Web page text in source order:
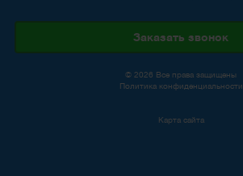
Заказать звонок
© 2026 Все права защищены
Политика конфиденциальности
Карта сайта